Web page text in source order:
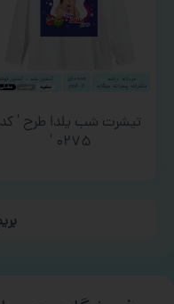
تیشرت شب یلدا طرح ‘ کد
۰۲۷۵ ‘